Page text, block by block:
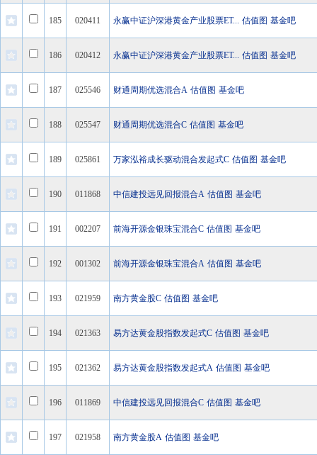
185 020411 永赢中证沪深港黄金产业股票ET... 估值图 基金吧
186 020412 永赢中证沪深港黄金产业股票ET... 估值图 基金吧
187 025546 财通周期优选混合A 估值图 基金吧
188 025547 财通周期优选混合C 估值图 基金吧
189 025861 万家泓裕成长驱动混合发起式C 估值图 基金吧
190 011868 中信建投远见回报混合A 估值图 基金吧
191 002207 前海开源金银珠宝混合C 估值图 基金吧
192 001302 前海开源金银珠宝混合A 估值图 基金吧
193 021959 南方黄金股C 估值图 基金吧
194 021363 易方达黄金股指数发起式C 估值图 基金吧
195 021362 易方达黄金股指数发起式A 估值图 基金吧
196 011869 中信建投远见回报混合C 估值图 基金吧
197 021958 南方黄金股A 估值图 基金吧